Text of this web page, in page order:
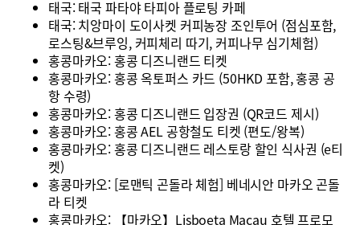
태국: 태국 파타야 타피아 플로팅 카페
태국: 치앙마이 도이사켓 커피농장 조인투어 (점심포함,
로스팅&브루잉, 커피체리 따기, 커피나무 심기체험)
홍콩마카오: 홍콩 디즈니랜드 티켓
홍콩마카오: 홍콩 옥토퍼스 카드 (50HKD 포함, 홍콩 공
항 수령)
홍콩마카오: 홍콩 디즈니랜드 입장권 (QR코드 제시)
홍콩마카오: 홍콩 AEL 공항철도 티켓 (편도/왕복)
홍콩마카오: 홍콩 디즈니랜드 레스토랑 할인 식사권 (e티
켓)
홍콩마카오: [로맨틱 곤돌라 체험] 베네시안 마카오 곤돌
라 티켓
홍콩마카오: 【마카오】Lisboeta Macau 호텔 프로모